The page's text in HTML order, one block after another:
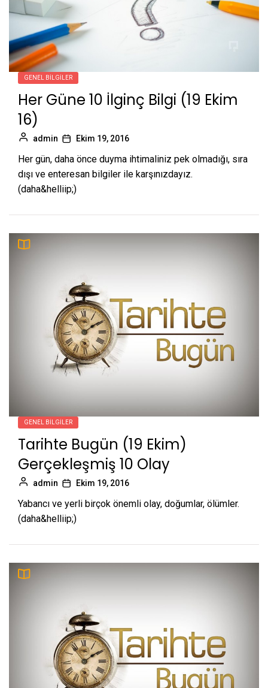
GENEL BILGILER
Her Güne 10 İlginç Bilgi (19 Ekim
16)
admin Ekim 19, 2016
Her gün, daha önce duyma ihtimaliniz pek olmadığı, sıra
dışı ve enteresan bilgiler ile karşınızdayız.
(daha&helliip;)
GENEL BILGILER
Tarihte Bugün (19 Ekim)
Gerçekleşmiş 10 Olay
admin Ekim 19, 2016
Yabancı ve yerli birçok önemli olay, doğumlar, ölümler.
(daha&helliip;)